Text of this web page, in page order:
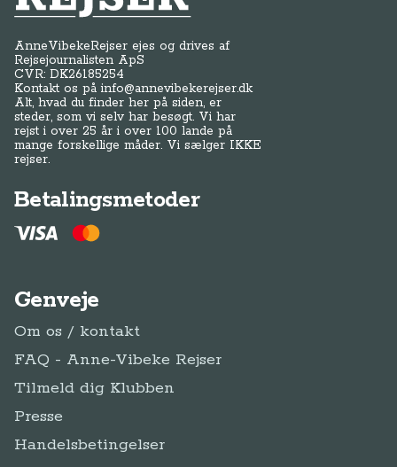
AnneVibekeRejser ejes og drives af
Rejsejournalisten ApS
CVR: DK26185254
Kontakt os påinfo@annevibekerejser.dk
Alt, hvad du finder her på siden, er
steder, som vi selv har besøgt. Vi har
rejst i over 25 år i over 100 lande på
mange forskellige måder. Vi sælger IKKE
rejser.
Betalingsmetoder
Genveje
Om os / kontakt
FAQ - Anne-Vibeke Rejser
Tilmeld dig Klubben
Presse
Handelsbetingelser